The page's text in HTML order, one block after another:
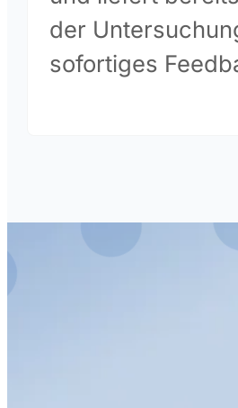
der
sofortiges